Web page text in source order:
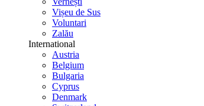
Vișeu de Sus
Voluntari
Zalău
International
Austria
Belgium
Bulgaria
Cyprus
Denmark